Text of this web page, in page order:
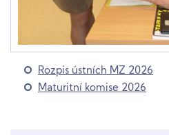
Rozpis ústních MZ 2026
Maturitní komise 2026